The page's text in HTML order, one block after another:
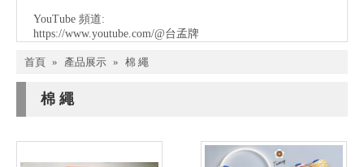
YouTube 頻道:
https://www.youtube.com/@台孟牌
首頁 » 產品展示 » 棉 繩
棉 繩